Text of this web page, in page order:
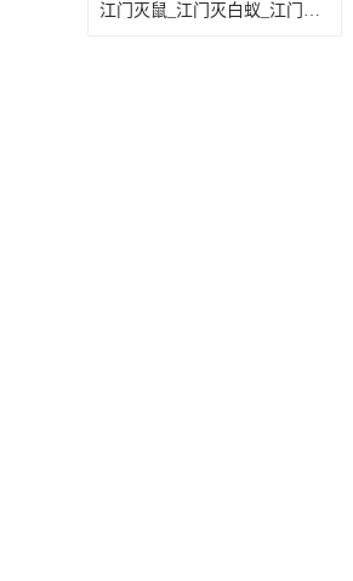
江门灭鼠_江门灭白蚁_江门灭蟑螂